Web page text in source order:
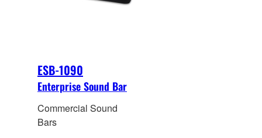
ESB-1090
Enterprise Sound Bar
Commercial Sound
Bars